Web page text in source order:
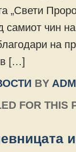
„Свети
самиот чин
на
[…]
BY
FOR THIS